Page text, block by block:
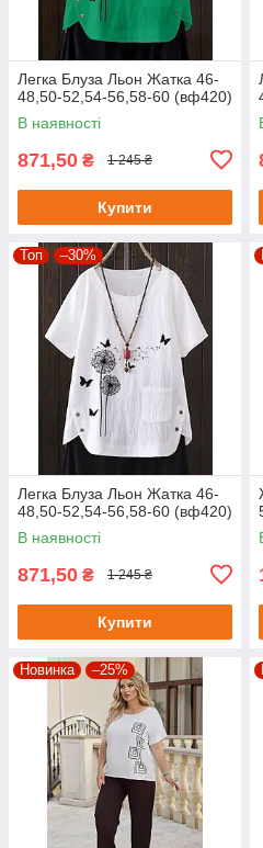
Легка Блуза Льон Жатка 46-
48,50-52,54-56,58-60 (вф420)
В наявності
871,50 ₴ 1 245 ₴
Купити
Топ –30%
Легка Блуза Льон Жатка 46-
48,50-52,54-56,58-60 (вф420)
В наявності
871,50 ₴ 1 245 ₴
Купити
Новинка –25%